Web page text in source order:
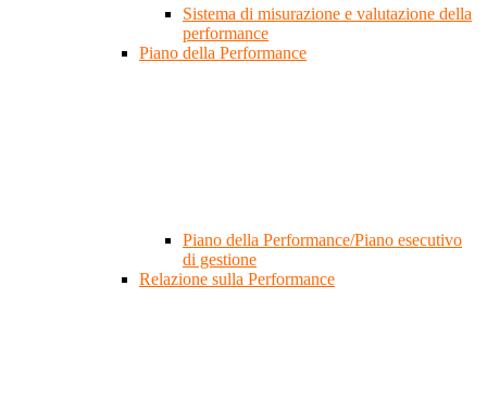
Sistema di misurazione e valutazione della
performance
Piano della Performance
Piano della Performance/Piano esecutivo
di gestione
Relazione sulla Performance